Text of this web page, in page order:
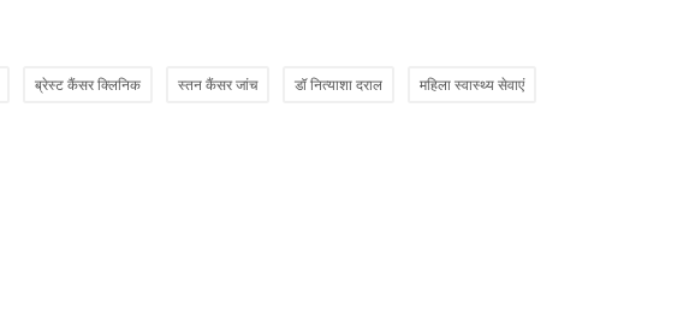
ब्रेस्ट कैंसर क्लिनिक स्तन कैंसर जांच डॉ नित्याशा दराल महिला स्वास्थ्य सेवाएं